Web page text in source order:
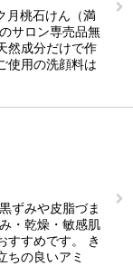
月桃石けん（満
サロン専売品無
然成分だけで作
使用の洗顔料は
ずみや皮脂づま
・乾燥・敏感肌
すすめです。 き
ちの良いアミ